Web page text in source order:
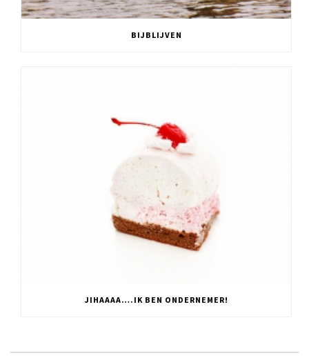
BIJBLIJVEN
JIHAAAA….IK BEN ONDERNEMER!